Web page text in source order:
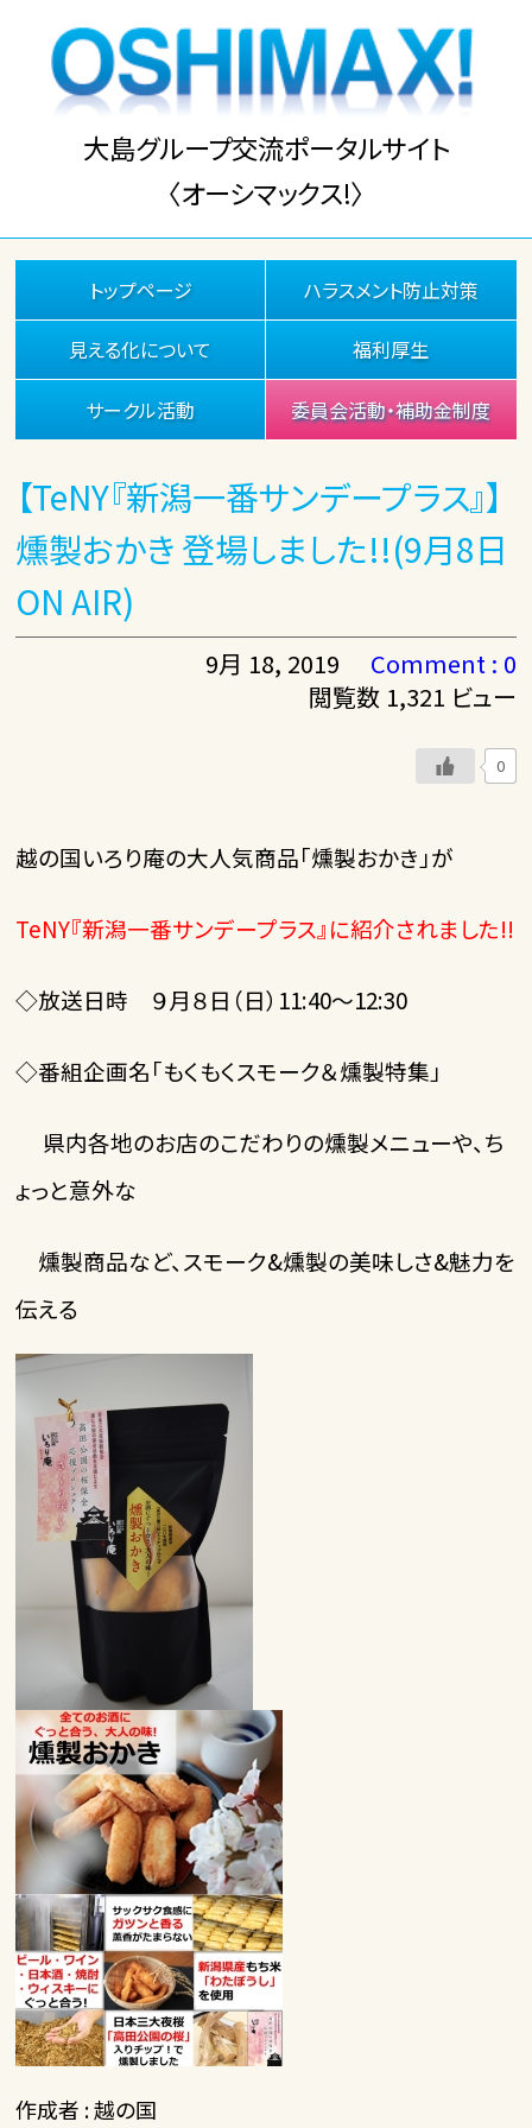
大島グループ交流ポータルサイト
〈オーシマックス!〉
トップページ ハラスメント防止対策
見える化について 福利厚生
サークル活動 委員会活動・補助金制度
【TeNY『新潟一番サンデープラス』】
燻製おかき 登場しました!!(9月8日
ON AIR)
9月 18, 2019
Comment : 0
閲覧数 1,321 ビュー
0
越の国いろり庵の大人気商品「燻製おかき」が
TeNY『新潟一番サンデープラス』に紹介されました!!
◇放送日時 ９月８日（日）11:40～12:30
◇番組企画名「もくもくスモーク＆燻製特集」
県内各地のお店のこだわりの燻製メニューや、ち
ょっと意外な
燻製商品など、スモーク&燻製の美味しさ&魅力を
伝える
作成者 : 越の国